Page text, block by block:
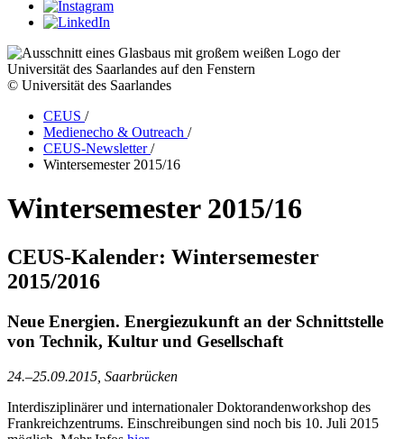
© Universität des Saarlandes
CEUS /
Medienecho & Outreach /
CEUS-Newsletter/
Wintersemester 2015/16
Wintersemester 2015/16
CEUS-Kalender: Wintersemester
2015/2016
Neue Energien. Energiezukunft an der Schnittstelle
von Technik, Kultur und Gesellschaft
24.–25.09.2015, Saarbrücken
Interdisziplinärer und internationaler Doktorandenworkshop des
Frankreichzentrums. Einschreibungen sind noch bis 10. Juli 2015